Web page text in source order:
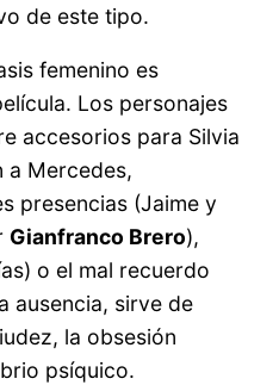
de este tipo.
femenino es
Los personajes
accesorios para Silvia
a Mercedes,
presencias (Jaime y
Gianfranco Brero),
o el mal recuerdo
ausencia, sirve de
la obsesión
psíquico.